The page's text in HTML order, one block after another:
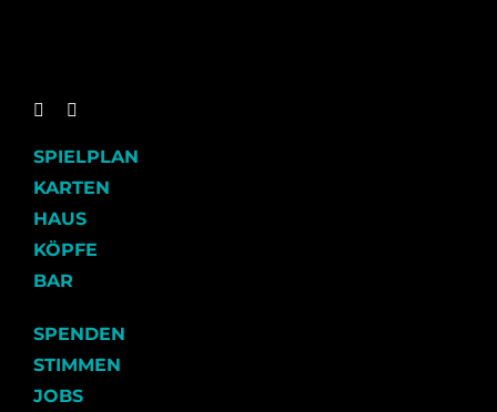
SPIELPLAN
KARTEN
HAUS
KÖPFE
BAR
SPENDEN
STIMMEN
JOBS